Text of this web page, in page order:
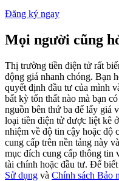
Tham gia cùng các
Đăng ký ngay
Mọi người cũng
Thị trường tiền điện tử rất
động giá nhanh chóng. Bạn
quyết định đầu tư của mình
bất kỳ tổn thất nào mà bạn
nguồn bên thứ ba để lấy giá
loại tiền điện tử được liệt kê
nhiệm về độ tin cậy hoặc độ
cung cấp trên nền tảng này
mục đích cung cấp thông tin
tài chính hoặc đầu tư. Để
Sử dụng và Chính sách Bảo